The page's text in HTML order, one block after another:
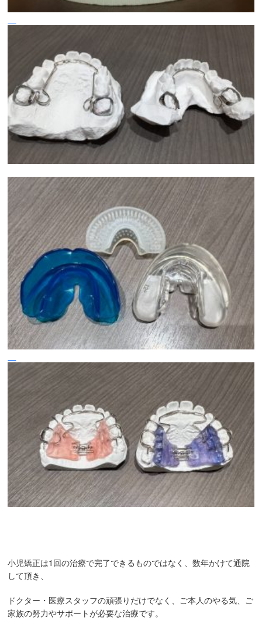
小児矯正は1回の治療で完了できるものではなく、数年かけて通院
して頂き、
ドクター・医療スタッフの頑張りだけでなく、ご本人のやる気、ご
家族の努力やサポートが必要な治療です。